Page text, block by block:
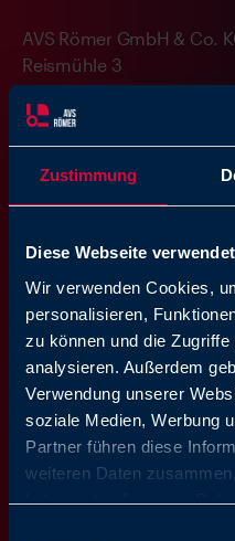
Zustimmung
Diese Webseite
Wir verwenden Cookies,
personalisieren,
zu können und die
analysieren. Außerdem
Verwendung unserer
soziale Medien, Werbung
Partner führen diese
weiteren Daten
haben oder die sie im
AVS Römer GmbH & Co.
Reismühle 3
94481 Grafenau
Tel.:+49 8552 4076 0
e-mail: info@avs-